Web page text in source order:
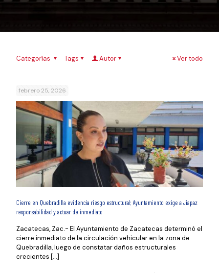
Categorías Tags Autor Ver todo
febrero 25, 2026
Cierre en Quebradilla evidencia riesgo estructural; Ayuntamiento exige a Jiapaz
responsabilidad y actuar de inmediato
Zacatecas, Zac.- El Ayuntamiento de Zacatecas determinó el
cierre inmediato de la circulación vehicular en la zona de
Quebradilla, luego de constatar daños estructurales
crecientes […]